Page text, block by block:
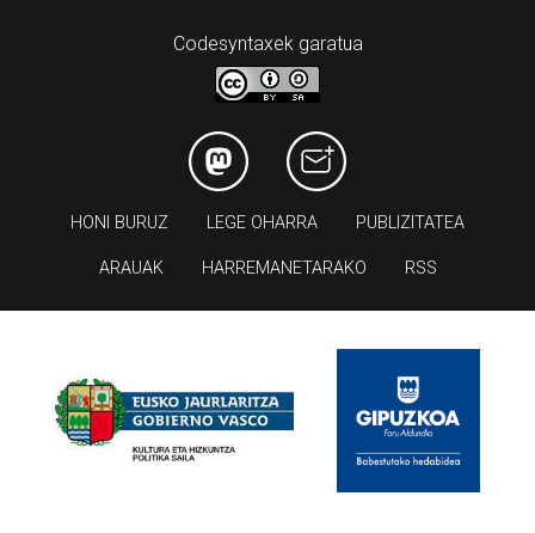
Codesyntaxek garatua
HONI BURUZ LEGE OHARRA PUBLIZITATEA
ARAUAK HARREMANETARAKO RSS